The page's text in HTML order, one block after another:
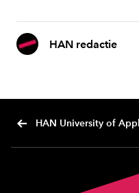
HAN redactie
HAN University of